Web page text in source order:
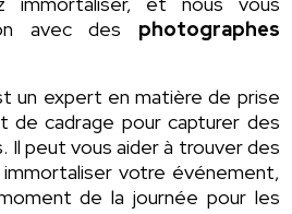
avec des photographes
un expert en matière de prise
de cadrage pour capturer des
Il peut vous aider à trouver des
votre événement,
de la journée pour les